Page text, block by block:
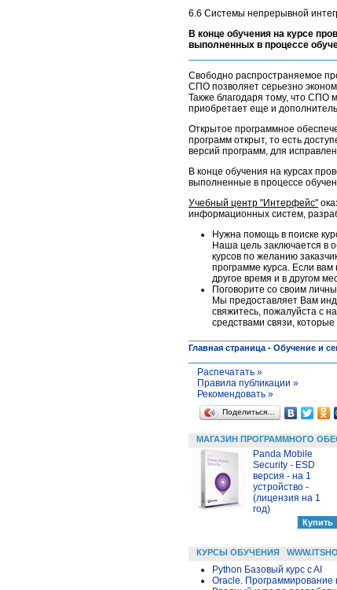
6.6 Системы непрерывной
В конце обучения на курсе
выполненных в процессе
Свободно распространяемое
СПО позволяет серьезно
Также благодаря тому, что СПО
приобретает еще и
Открытое программное
программ открыт, то есть
версий программ, для
В конце обучения на курсах
выполненные в процессе
Учебный центр "Интерфейс"
информационных систем,
Нужна помощь в поиске
Наша цель заключается в
курсов по желанию
программе курса. Если вам
другое время и в другом
Поговорите со своим
Мы предоставляет Вам
свяжитесь, пожалуйста c
средствами связи,
Главная страница - Обучение и
Распечатать »
Правила публикации »
Рекомендовать »
Поделиться…
МАГАЗИН ПРОГРАММНОГО
Panda Mobile
Security - ESD
версия - на 1
устройство -
(лицензия на 1
год)
КУРСЫ ОБУЧЕНИЯ
Python Базовый курс c AI
Oracle. Программирование